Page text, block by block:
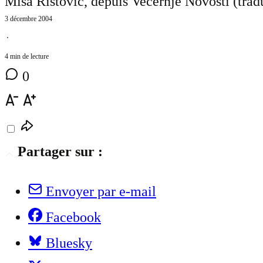
3 décembre 2004
⋅
4 min de lecture
0
Partager sur :
Envoyer par e-mail
Facebook
Bluesky